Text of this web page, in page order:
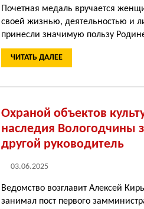
Почетная медаль вручается
своей жизнью, деятельностью и
принесли значимую пользу
ЧИТАТЬ ДАЛЕЕ
Охраной объектов
наследия Вологодчины
другой руководитель
03.06.2025
Ведомство возглавит Алексей
занимал пост первого